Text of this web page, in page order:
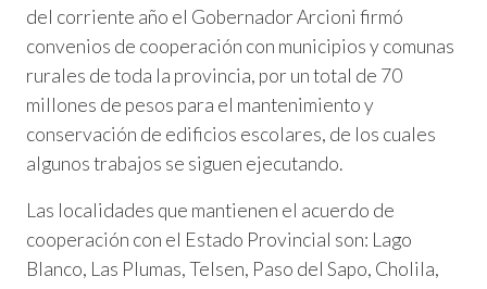
del corriente año el Gobernador Arcioni firmó
convenios de cooperación con municipios y comunas
rurales de toda la provincia, por un total de 70
millones de pesos para el mantenimiento y
conservación de edificios escolares, de los cuales
algunos trabajos se siguen ejecutando.
Las localidades que mantienen el acuerdo de
cooperación con el Estado Provincial son: Lago
Blanco, Las Plumas, Telsen, Paso del Sapo, Cholila,